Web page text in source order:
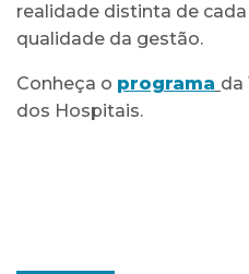
realidade distinta de
qualidade da gestão.
Conheça o programa da
dos Hospitais.